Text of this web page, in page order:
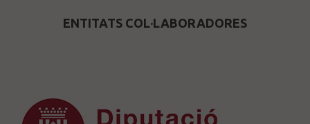
ENTITATS COL·LABORADORES